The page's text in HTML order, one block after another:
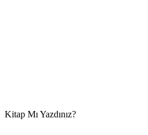
Kitap Mı Yazdınız?